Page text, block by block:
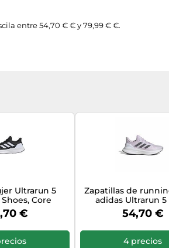
entre 54,70 € € y 79,99 € €.
Ultrarun 5
Core
White/Core
38 EU
€
Zapatillas de
adidas Ultrarun 5
Female
54,70 €
4 precios